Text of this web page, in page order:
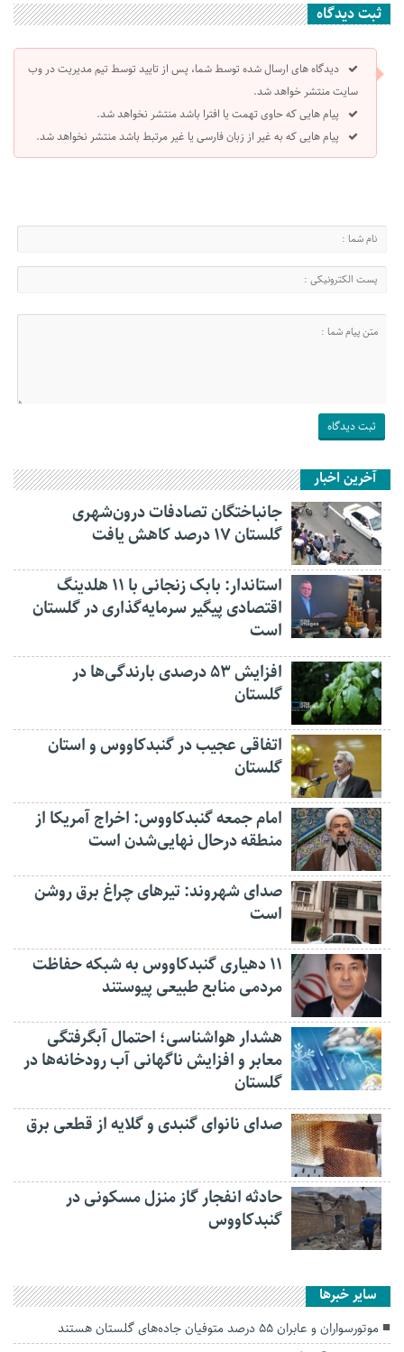
ثبت دیدگاه
دیدگاه های ارسال شده توسط شما، پس از تایید توسط تیم مدیریت در وب
سایت منتشر خواهد شد.
پیام هایی که حاوی تهمت یا افترا باشد منتشر نخواهد شد.
پیام هایی که به غیر از زبان فارسی یا غیر مرتبط باشد منتشر نخواهد شد.
آخرین اخبار
جانباختگان تصادفات درون‌شهری
گلستان ۱۷ درصد کاهش یافت
استاندار: بابک زنجانی با ۱۱ هلدینگ
اقتصادی پیگیر سرمایه‌گذاری در گلستان
است
افزایش ۵۳ درصدی بارندگی‌ها در
گلستان
اتفاقی عجیب در‌ گنبدکاووس و استان
گلستان
امام جمعه گنبدکاووس: اخراج آمریکا از
منطقه درحال نهایی‌شدن است
صدای شهروند: تیرهای چراغ برق روشن
است
۱۱ دهیاری گنبدکاووس به شبکه حفاظت
مردمی منابع طبیعی پیوستند
هشدار هواشناسی؛ احتمال آبگرفتگی
معابر و افزایش ناگهانی آب رودخانه‌ها در
گلستان
صدای نانوای گنبدی و گلایه از قطعی برق
حادثه انفجار گاز منزل مسکونی در
گنبدکاووس
سایر خبرها
موتورسواران و عابران ۵۵ درصد متوفیان جاده‌های گلستان هستند